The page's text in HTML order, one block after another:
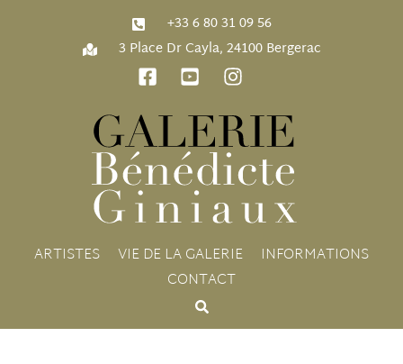
‭+33 6 80 31 09 56‬
3 Place Dr Cayla, 24100 Bergerac
ARTISTES VIE DE LA GALERIE
INFORMATIONS
CONTACT